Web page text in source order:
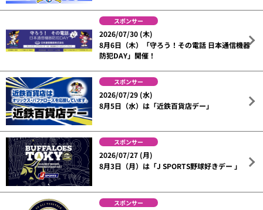
スポンサー
2026/07/30 (木)
8月6日（木）「守ろう！その電話 日本通信機器
防犯DAY」開催！
スポンサー
2026/07/29 (水)
8月5日（水）は「近鉄百貨店デー」
スポンサー
2026/07/27 (月)
8月3日（月）は「J SPORTS野球好きデー 」
スポンサー